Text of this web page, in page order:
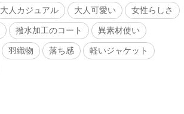
大人カジュアル 大人可愛い 女性らしさ
撥水加工のコート 異素材使い
羽織物 落ち感 軽いジャケット